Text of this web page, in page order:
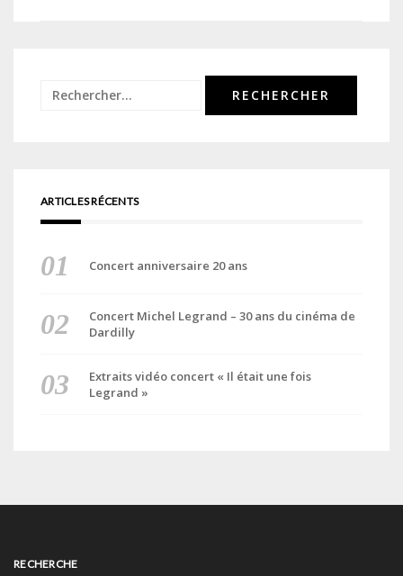
Rechercher :
ARTICLES RÉCENTS
Concert anniversaire 20 ans
Concert Michel Legrand – 30 ans du cinéma de
Dardilly
Extraits vidéo concert « Il était une fois
Legrand »
RECHERCHE